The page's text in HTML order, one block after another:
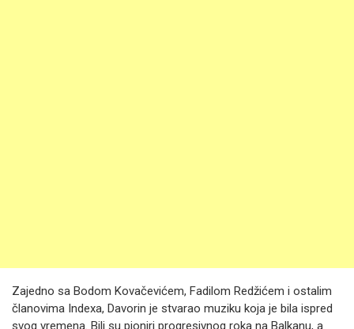
Zajedno sa Bodom Kovačevićem, Fadilom Redžićem i ostalim
članovima Indexa, Davorin je stvarao muziku koja je bila ispred
svog vremena. Bili su pioniri progresivnog roka na Balkanu, a